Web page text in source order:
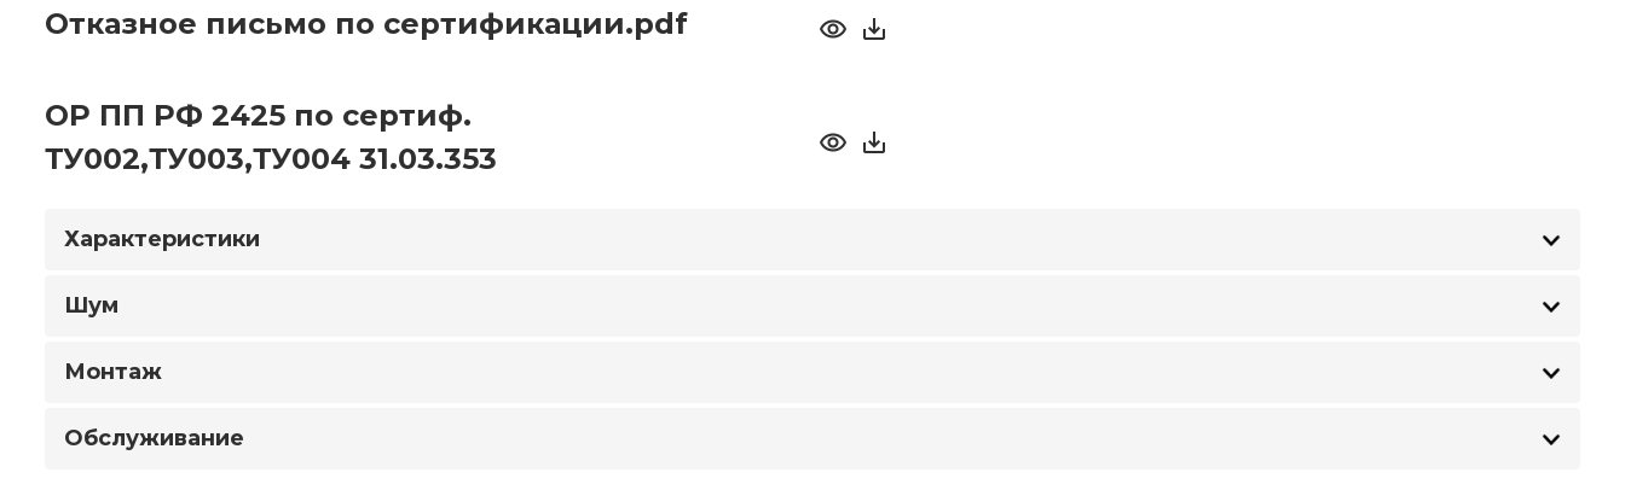
Отказное письмо по сертификации.pdf
ОР ПП РФ 2425 по сертиф.
ТУ002,ТУ003,ТУ004 31.03.353
Характеристики
Шум
Монтаж
Обслуживание